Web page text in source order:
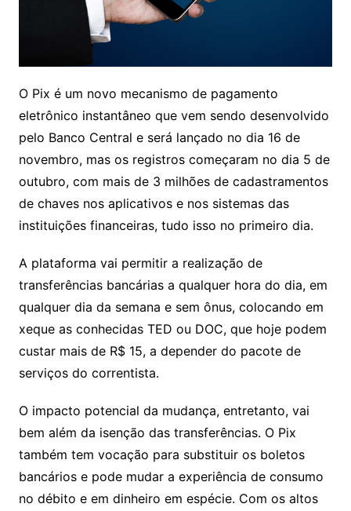
O Pix é um novo mecanismo de pagamento
eletrônico instantâneo que vem sendo desenvolvido
pelo Banco Central e será lançado no dia 16 de
novembro, mas os registros começaram no dia 5 de
outubro, com mais de 3 milhões de cadastramentos
de chaves nos aplicativos e nos sistemas das
instituições financeiras, tudo isso no primeiro dia.
A plataforma vai permitir a realização de
transferências bancárias a qualquer hora do dia, em
qualquer dia da semana e sem ônus, colocando em
xeque as conhecidas TED ou DOC, que hoje podem
custar mais de R$ 15, a depender do pacote de
serviços do correntista.
O impacto potencial da mudança, entretanto, vai
bem além da isenção das transferências. O Pix
também tem vocação para substituir os boletos
bancários e pode mudar a experiência de consumo
no débito e em dinheiro em espécie. Com os altos